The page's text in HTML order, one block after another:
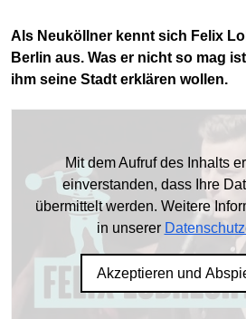
Als Neuköllner kennt sich Felix
Berlin aus. Was er nicht so mag
ihm seine Stadt erklären wollen.
Mit dem Aufruf des Inhalts
einverstanden, dass Ihre
übermittelt werden. Weitere
in unserer
Akzeptieren und